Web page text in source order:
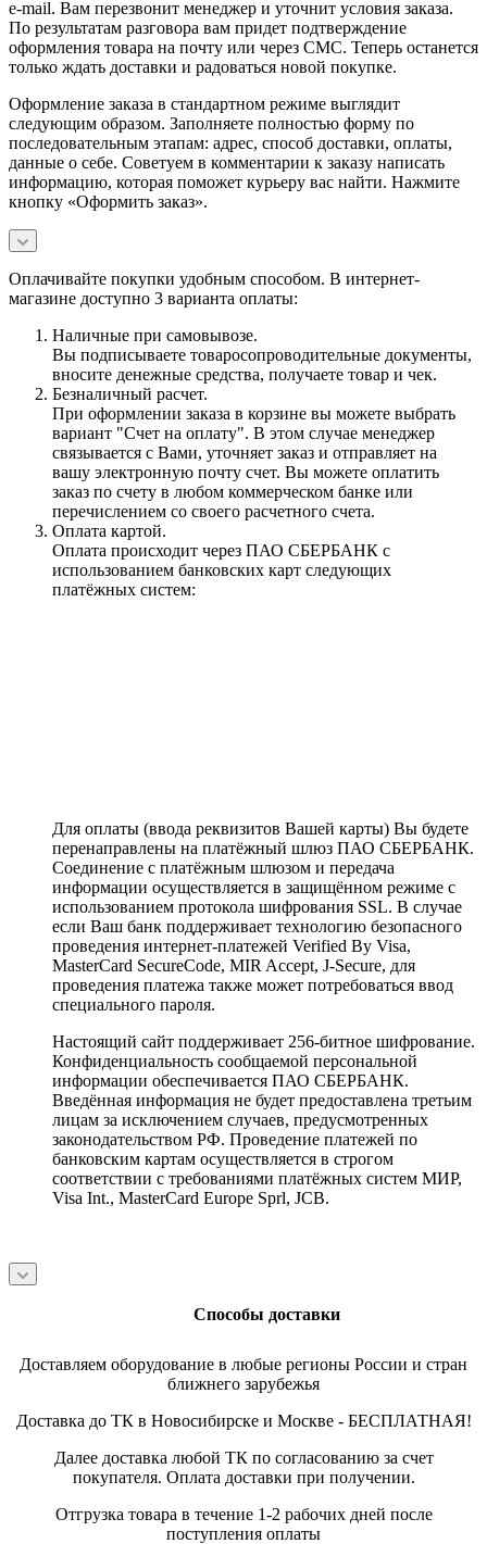
e-mail. Вам перезвонит менеджер и уточнит условия заказа.
По результатам разговора вам придет подтверждение
оформления товара на почту или через СМС. Теперь останется
только ждать доставки и радоваться новой покупке.
Оформление заказа в стандартном режиме выглядит
следующим образом. Заполняете полностью форму по
последовательным этапам: адрес, способ доставки, оплаты,
данные о себе. Советуем в комментарии к заказу написать
информацию, которая поможет курьеру вас найти. Нажмите
кнопку «Оформить заказ».
Оплачивайте покупки удобным способом. В интернет-
магазине доступно 3 варианта оплаты:
Наличные при самовывозе.
Вы подписываете товаросопроводительные документы,
вносите денежные средства, получаете товар и чек.
Безналичный расчет.
При оформлении заказа в корзине вы можете выбрать
вариант "Счет на оплату". В этом случае менеджер
связывается с Вами, уточняет заказ и отправляет на
вашу электронную почту счет. Вы можете оплатить
заказ по счету в любом коммерческом банке или
перечислением со своего расчетного счета.
Оплата картой.
Оплата происходит через ПАО СБЕРБАНК с
использованием банковских карт следующих
платёжных систем:
Для оплаты (ввода реквизитов Вашей карты) Вы будете
перенаправлены на платёжный шлюз ПАО СБЕРБАНК.
Соединение с платёжным шлюзом и передача
информации осуществляется в защищённом режиме с
использованием протокола шифрования SSL. В случае
если Ваш банк поддерживает технологию безопасного
проведения интернет-платежей Verified By Visa,
MasterCard SecureCode, MIR Accept, J-Secure, для
проведения платежа также может потребоваться ввод
специального пароля.
Настоящий сайт поддерживает 256-битное шифрование.
Конфиденциальность сообщаемой персональной
информации обеспечивается ПАО СБЕРБАНК.
Введённая информация не будет предоставлена третьим
лицам за исключением случаев, предусмотренных
законодательством РФ. Проведение платежей по
банковским картам осуществляется в строгом
соответствии с требованиями платёжных систем МИР,
Visa Int., MasterCard Europe Sprl, JCB.
Способы доставки
Доставляем оборудование в любые регионы России и стран
ближнего зарубежья
Доставка до ТК в Новосибирске и Москве - БЕСПЛАТНАЯ!
Далее доставка любой ТК по согласованию за счет
покупателя. Оплата доставки при получении.
Отгрузка товара в течение 1-2 рабочих дней после
поступления оплаты